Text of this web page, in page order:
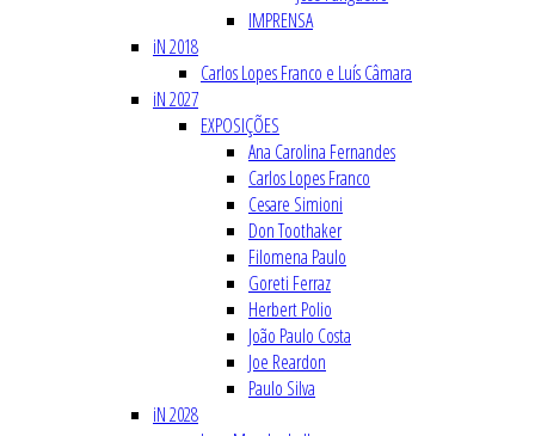
IMPRENSA
iN 2018
Carlos Lopes Franco e Luís Câmara
iN 2027
EXPOSIÇÕES
Ana Carolina Fernandes
Carlos Lopes Franco
Cesare Simioni
Don Toothaker
Filomena Paulo
Goreti Ferraz
Herbert Polio
João Paulo Costa
Joe Reardon
Paulo Silva
iN 2028